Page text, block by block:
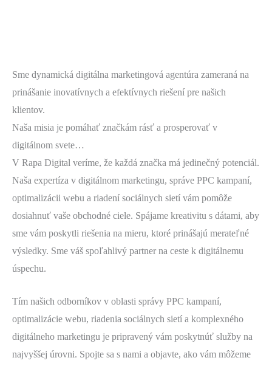
Sme dynamická digitálna marketingová agentúra zameraná na
prinášanie inovatívnych a efektívnych riešení pre našich
klientov.
Naša misia je pomáhať značkám rásť a prosperovať v
digitálnom svete…
V Rapa Digital veríme, že každá značka má jedinečný potenciál.
Naša expertíza v digitálnom marketingu, správe PPC kampaní,
optimalizácii webu a riadení sociálnych sietí vám pomôže
dosiahnuť vaše obchodné ciele. Spájame kreativitu s dátami, aby
sme vám poskytli riešenia na mieru, ktoré prinášajú merateľné
výsledky. Sme váš spoľahlivý partner na ceste k digitálnemu
úspechu.
Tím našich odborníkov v oblasti správy PPC kampaní,
optimalizácie webu, riadenia sociálnych sietí a komplexného
digitálneho marketingu je pripravený vám poskytnúť služby na
najvyššej úrovni. Spojte sa s nami a objavte, ako vám môžeme